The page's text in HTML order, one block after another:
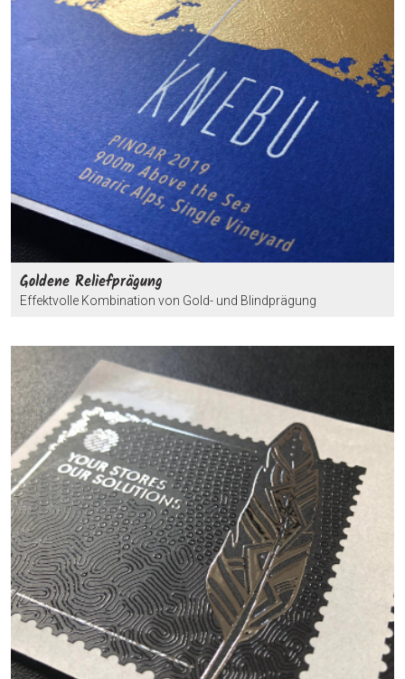
Goldene Reliefprägung
Effektvolle Kombination von Gold- und Blindprägung